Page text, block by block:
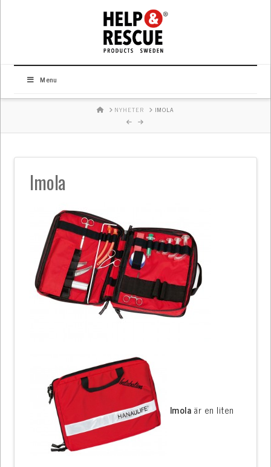
Menu
HOMENYHETER IMOLA
Imola
Imola är en liten